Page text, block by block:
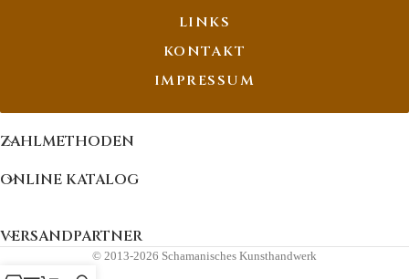
LINKS
KONTAKT
IMPRESSUM
ZAHLMETHODEN
ONLINE KATALOG
VERSANDPARTNER
© 2013-2026 Schamanisches Kunsthandwerk